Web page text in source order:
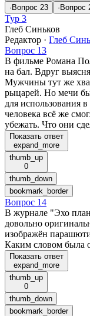
· Вопрос 23 · Вопрос
Тур 3
Глеб Синьков
Редактор · Глеб
Вопрос 13
В фильме Романа
на бал. Вдруг
Мужчины тут же
рыцарей. Но мечи
для использования
человека всё же
убежать. Что они
Показать ответ
expand_more
thumb_up
0
thumb_down
bookmark_border
Вопрос 14
В журнале "Эхо
довольно
изображён
Каким словом была
Показать ответ
expand_more
thumb_up
0
thumb_down
bookmark_border